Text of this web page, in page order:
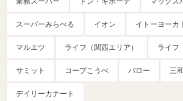
スーパーみらべる イオン イトーヨーカ
マルエツ ライフ（関西エリア） ライフ
サミット コープこうべ バロー 三和
デイリーカナート